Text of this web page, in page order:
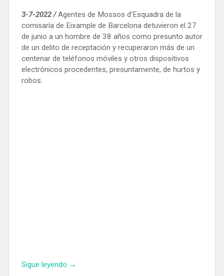
3-7-2022 /Agentes de Mossos d’Esquadra de la
comisaría de Eixample de Barcelona detuvieron el 27
de junio a un hombre de 38 años como presunto autor
de un delito de receptación y recuperaron más de un
centenar de teléfonos móviles y otros dispositivos
electrónicos procedentes, presuntamente, de hurtos y
robos.
Sigue leyendo «Detenido
→